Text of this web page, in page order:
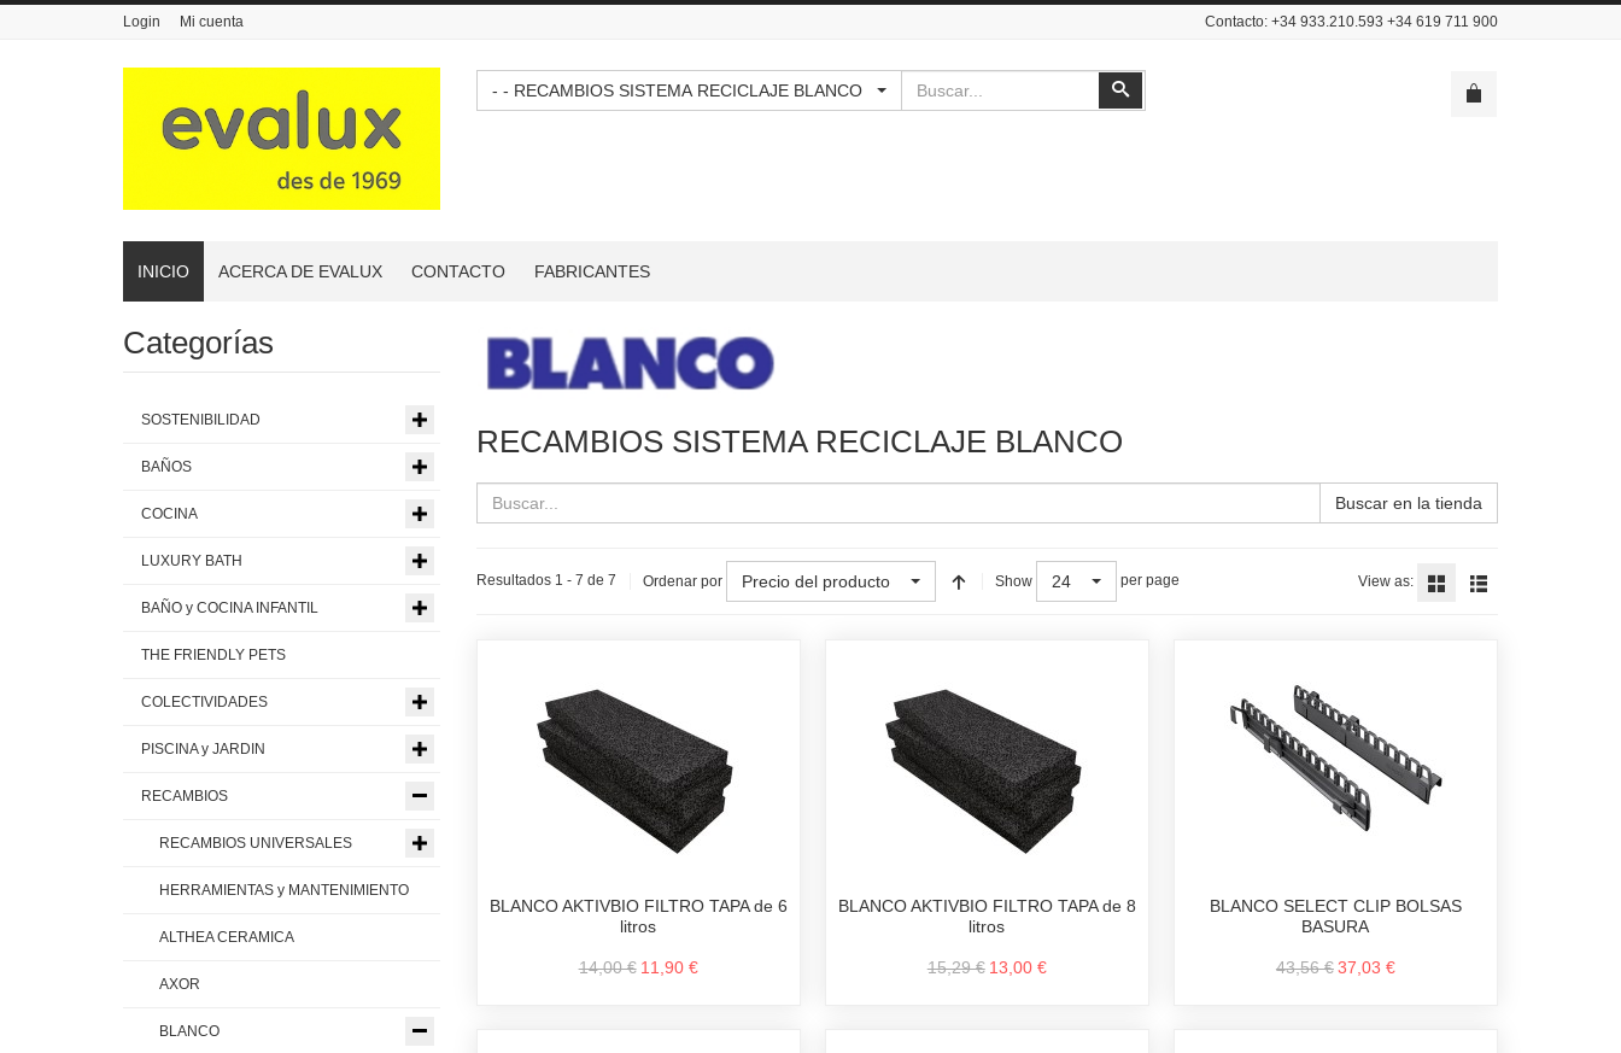
Login Mi cuenta Contacto: +34 933.210.593 +34 619 711 900
- - RECAMBIOS SISTEMA RECICLAJE BLANCO Buscar
INICIO ACERCA DE EVALUX CONTACTO FABRICANTES
RECAMBIOS SISTEMA RECICLAJE BLANCO
Buscar en la tienda
Resultados 1 - 7 de 7 Ordenar por Precio del producto Show 24 per page View as:
BLANCO AKTIVBIO FILTRO TAPA de 6
litros
14,00 € 11,90 €
BLANCO AKTIVBIO FILTRO TAPA de 8
litros
15,29 € 13,00 €
BLANCO SELECT CLIP BOLSAS
BASURA
43,56 €37,03 €
Categorías
SOSTENIBILIDAD
BAÑOS
COCINA
LUXURY BATH
BAÑO y COCINA INFANTIL
THE FRIENDLY PETS
COLECTIVIDADES
PISCINA y JARDIN
RECAMBIOS
RECAMBIOS UNIVERSALES
HERRAMIENTAS y MANTENIMIENTO
ALTHEA CERAMICA
AXOR
BLANCO